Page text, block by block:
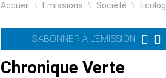
Accueil \ Emissions \ Société \
S'ABONNER À L'ÉMISSION
Chronique Verte